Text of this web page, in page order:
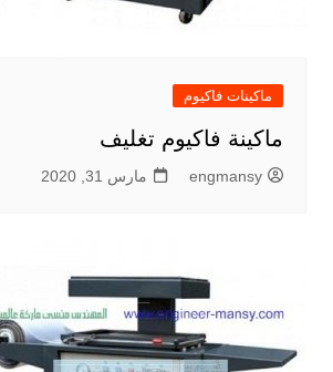
ماكينات فاكيوم
ماكينة فاكيوم تغليف
engmansy مارس 31, 2020